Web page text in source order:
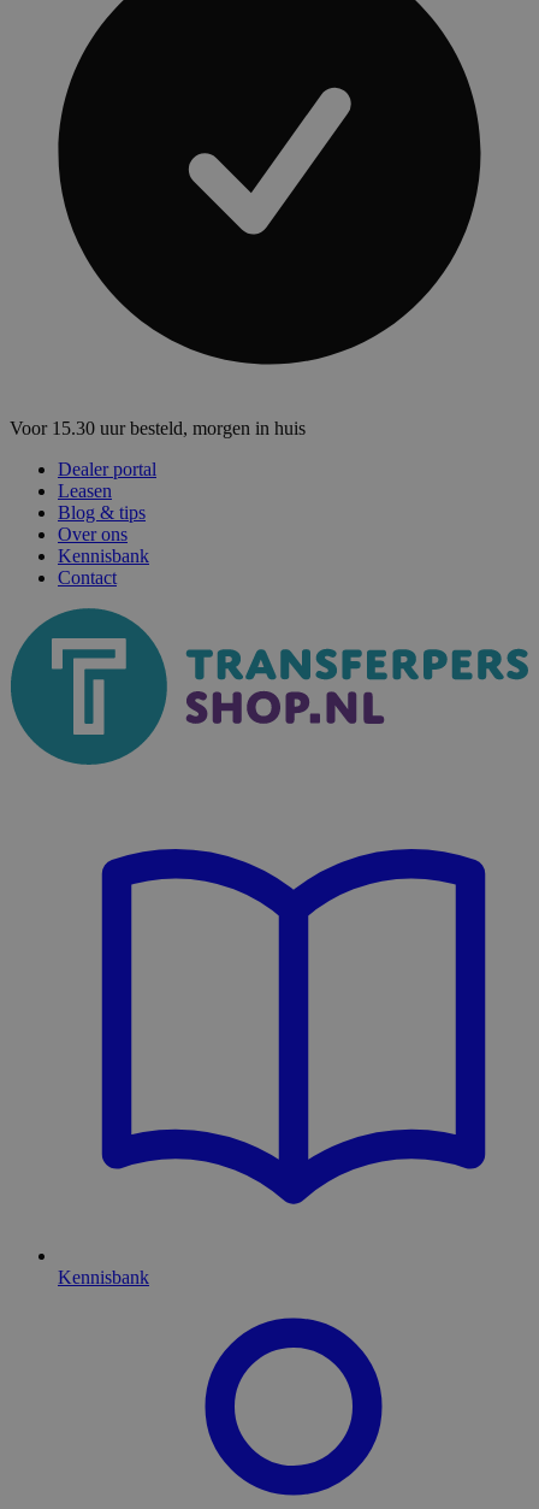
Voor 15.30 uur besteld, morgen in huis
Dealer portal
Leasen
Blog & tips
Over ons
Kennisbank
Contact
Kennisbank